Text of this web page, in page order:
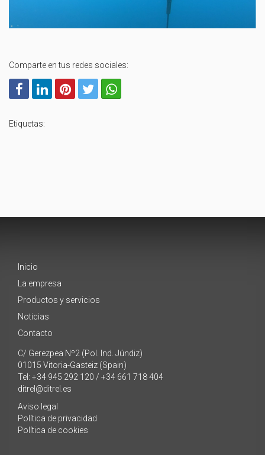
Comparte en tus redes sociales:
Etiquetas:
Inicio
La empresa
Productos y servicios
Noticias
Contacto
C/ Gerezpea Nº2 (Pol. Ind. Júndiz)
01015 Vitoria-Gasteiz (Spain)
Tel: +34 945 292 120 / +34 661 718 404
ditrel@ditrel.es
Aviso legal
Política de privacidad
Política de cookies